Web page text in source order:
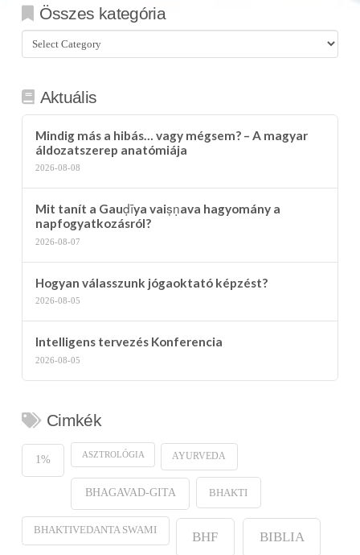
Összes kategória
Összes
kategória
Aktuális
Mindig más a hibás… vagy mégsem? – A magyar
áldozatszerep anatómiája
2026-08-08
Mit tanít a Gauḍīya vaiṣṇava hagyomány a
napfogyatkozásról?
2026-08-07
Hogyan válasszunk jógaoktató képzést?
2026-08-05
Intelligens tervezés Konferencia
2026-08-05
Cimkék
1% ASZTROLÓGIA AYURVEDA
BHAGAVAD-GITA BHAKTI
BHAKTIVEDANTA SWAMI BHF BIBLIA